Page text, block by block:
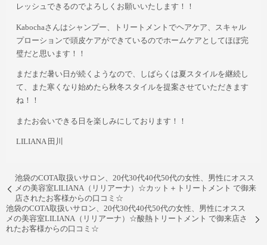
レッシュできるのでよろしくお願いいたします！！
Kabochaさんはシャンプー、トリートメントでヘアケア、スキャル
プローションで頭皮ケアができているのでホームケアとしてほぼ完
璧だと思います！！
まだまだ暑い日が続くようなので、しばらくは夏スタイルを継続し
て、また寒くなり始めたら秋冬スタイルを提案させていただきます
ね！！
またお会いできる日を楽しみにしております！！
LILIANA 田川
池袋のCOTA取扱いサロン、20代30代40代50代の女性、男性にオスス
メの美容室LILIANA（リリアーナ）☆カット＋トリートメント で御来
店されたお客様からの口コミ☆
池袋のCOTA取扱いサロン、20代30代40代50代の女性、男性にオスス
メの美容室LILIANA（リリアーナ）☆酸熱トリートメント で御来店さ
れたお客様からの口コミ☆